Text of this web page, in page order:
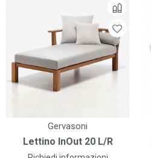
Gervasoni
Lettino InOut 20 L/R